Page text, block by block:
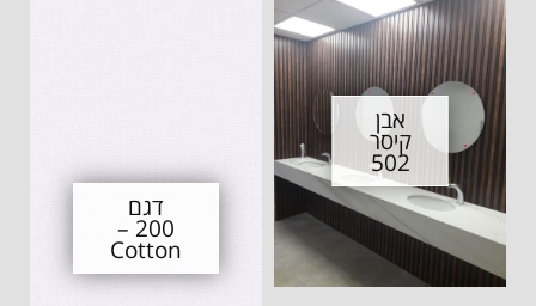
אבן
קיסר
502
דגם
200 –
Cotton